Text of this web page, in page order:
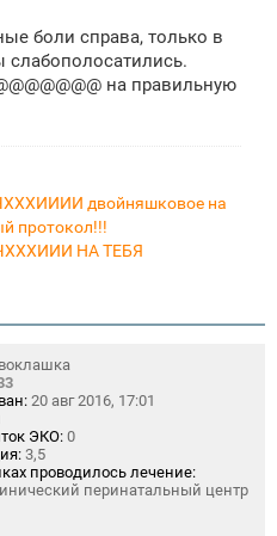
боли справа, только в
слабополосатились.
на правильную
двойняшковое на
протокол!!!
НА ТЕБЯ
20 авг 2016, 17:01
ЭКО: 0
3,5
проводилось лечение:
перинатальный центр